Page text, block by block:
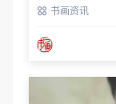
书画资讯